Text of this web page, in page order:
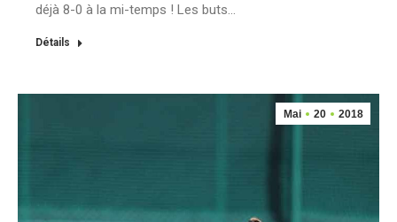
déjà 8-0 à la mi-temps ! Les buts…
Détails
Mai 20 2018